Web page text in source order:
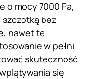
o mocy 7000 Pa,
szczotką bez
nawet te
w pełni
skuteczność
się